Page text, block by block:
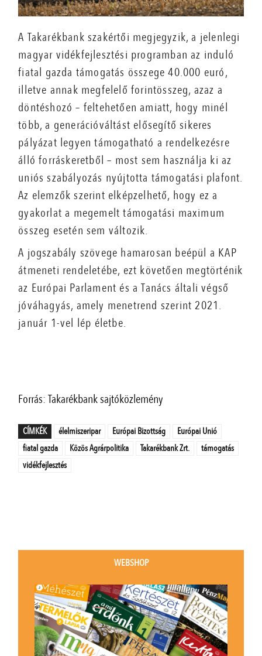
A Takarékbank szakértői megjegyzik, a jelenlegi
magyar vidékfejlesztési programban az induló
fiatal gazda támogatás összege 40.000 euró,
illetve annak megfelelő forintösszeg, azaz a
döntéshozó – feltehetően amiatt, hogy minél
több, a generációváltást elősegítő sikeres
pályázat legyen támogatható a rendelkezésre
álló forráskeretből – most sem használja ki az
uniós szabályozás nyújtotta támogatási plafont.
Az elemzők szerint elképzelhető, hogy ez a
gyakorlat a megemelt támogatási maximum
összeg esetén sem változik.
A jogszabály szövege hamarosan beépül a KAP
átmeneti rendeletébe, ezt követően megtörténik
az Európai Parlament és a Tanács általi végső
jóváhagyás, amely menetrend szerint 2021.
január 1-vel lép életbe.
Forrás: Takarékbank sajtóközlemény
CÍMKÉK élelmiszeripar Európai Bizottság
Európai Unió
fiatal gazda
Közös Agrárpolitika Takarékbank Zrt.
támogatás
vidékfejlesztés
WEBSHOP